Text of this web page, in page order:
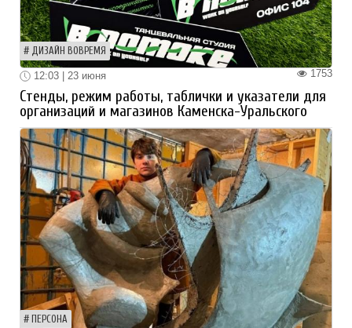
ДИЗАЙН ВОВРЕМЯ
1753
12:03 | 23 июня
Стенды, режим работы, таблички и указатели для
организаций и магазинов Каменска-Уральского
ПЕРСОНА